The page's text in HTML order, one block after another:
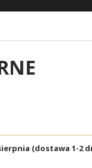
(dostawa 1-2